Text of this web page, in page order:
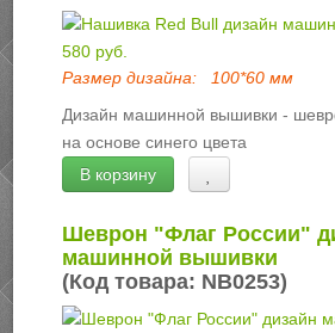
580 руб.
Размер дизайна:
100*60 мм
Дизайн машинной вышивки -
на основе синего цвета
В корзину
Шеврон "Флаг России"
машинной вышивки
(Код товара: NB0253)